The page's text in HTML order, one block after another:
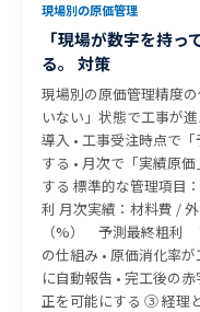
現場別の原価管理
「現場が数字を持
る。 対策
現場別の原価管理精度
いない」状態で工事が
導入 • 工事受注時点で
する • 月次で「実績原
する 標準的な管理項
利 月次実績：材料費 /
（%） 予測最終粗利
の仕組み • 原価消化率
に自動報告 • 完工後の
正を可能にする ③ 経理